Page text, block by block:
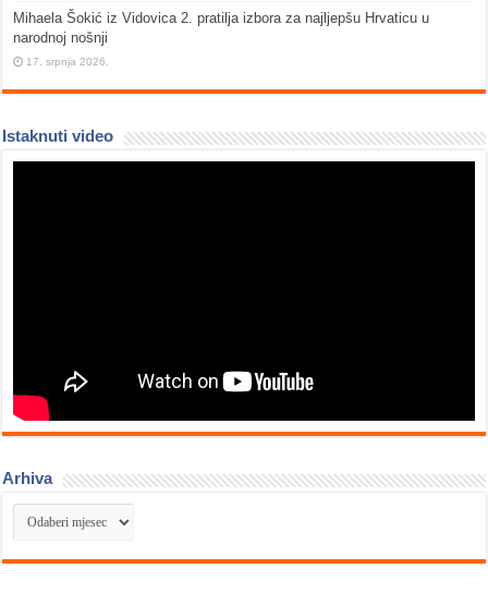
Mihaela Šokić iz Vidovica 2. pratilja izbora za najljepšu Hrvaticu u
narodnoj nošnji
17. srpnja 2026.
Istaknuti video
Arhiva
Arhiva